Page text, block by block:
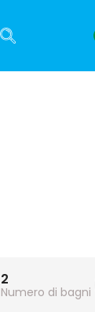
2
Numero di bagni